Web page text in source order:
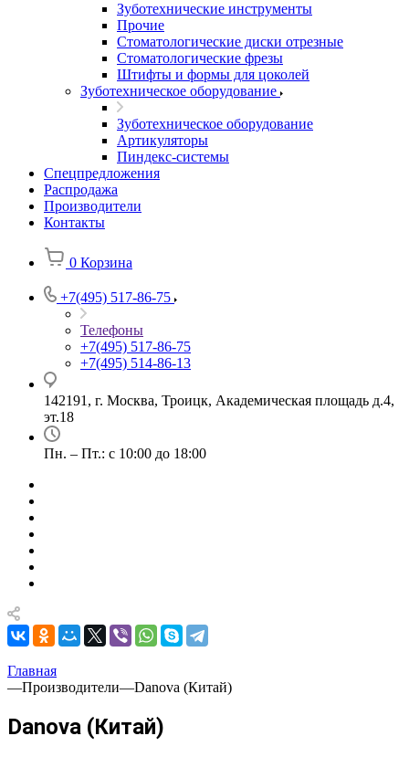
Зуботехнические инструменты
Прочие
Стоматологические диски отрезные
Стоматологические фрезы
Штифты и формы для цоколей
Зуботехническое оборудование
Зуботехническое оборудование
Артикуляторы
Пиндекс-системы
Спецпредложения
Распродажа
Производители
Контакты
0 Корзина
+7(495) 517-86-75
Телефоны
+7(495) 517-86-75
+7(495) 514-86-13
142191, г. Москва, Троицк, Академическая площадь д.4,
эт.18
Пн. – Пт.: с 10:00 до 18:00
Главная
—Производители—Danova (Китай)
Danova (Китай)